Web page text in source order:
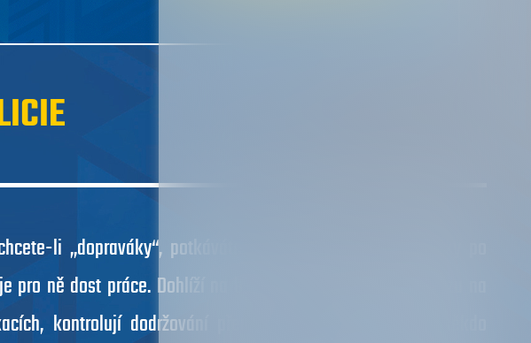
li „dopraváky“, potkáváte na každé silnici od okresky po
pro ně dost práce. Dohlíží na bezpečnost a plynulost provozu na
kontrolují dodržování předpisů, a to nejenom, zda někdo